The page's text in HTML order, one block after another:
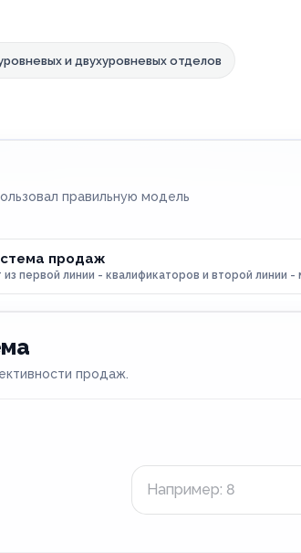
и двухуровневых отделов
правильную модель
продаж
первой линии - квалификаторов и второй
продаж.